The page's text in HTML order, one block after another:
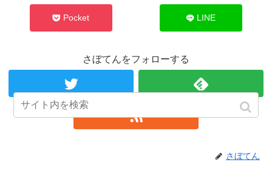
Pocket LINE
さぼてんをフォローする
さぼてん